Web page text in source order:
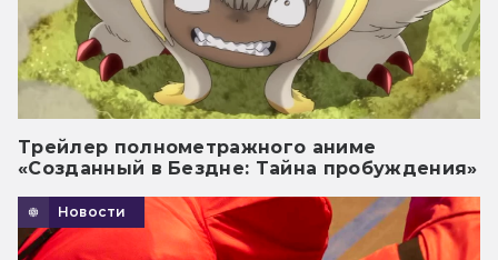
Трейлер полнометражного аниме
«Созданный в Бездне: Тайна пробуждения»
Новости